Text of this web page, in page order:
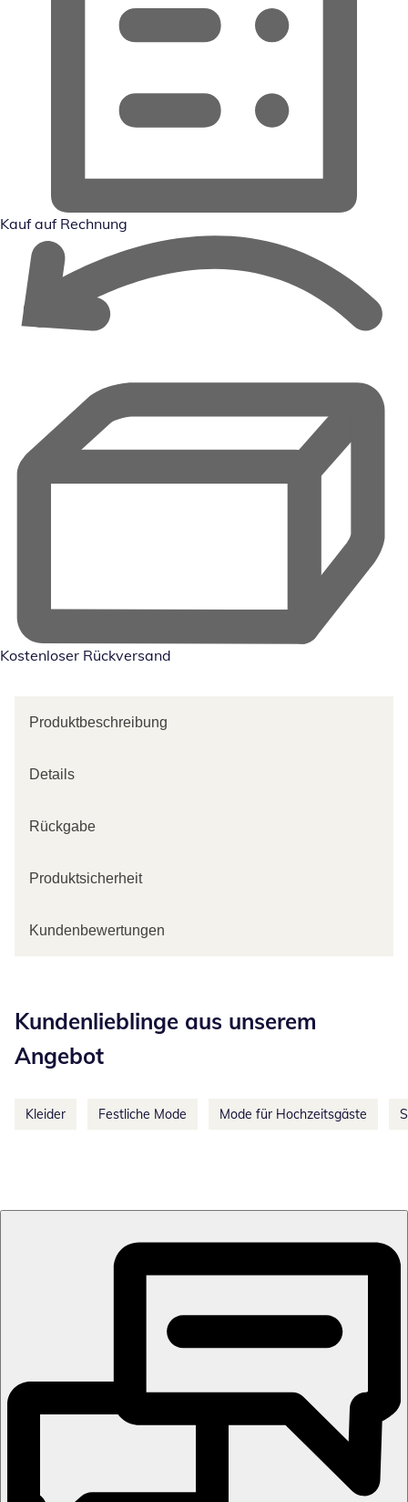
Kauf auf Rechnung
Kostenloser Rückversand
Produktbeschreibung
Details
Rückgabe
Produktsicherheit
Kundenbewertungen
Kundenlieblinge aus unserem
Angebot
Kleider Festliche Mode Mode für Hochzeitsgäste